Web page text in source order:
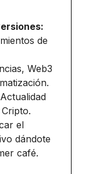
de
Web3
Actualidad
el
dándote
café.